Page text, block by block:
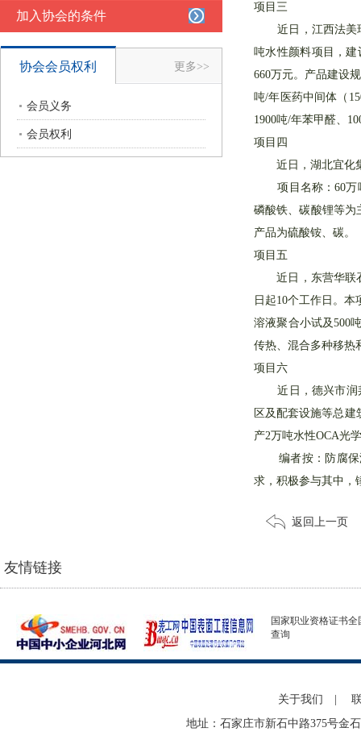
加入协会的条件
协会会员权利 更多>>
会员义务
会员权利
项目三
近日，江西法美瑞
吨水性颜料项目，
660万元。产品建设
吨/年医药中间体（
1900吨/年苯甲醛、
项目四
近日，湖北宜化集
项目名称：60万吨
磷酸铁、碳酸锂等为
产品为硫酸铵、碳。
项目五
近日，东营华联石
日起10个工作日。
溶液聚合小试及500
传热、混合多种移热
项目六
近日，德兴市润邦
区及配套设施等总
产2万吨水性OCA光
编者按：防腐保温
求，积极参与其中，
返回上一页
友情链接
国家职业资格证书全
查询
关于我们
地址：石家庄市新石中路375号金